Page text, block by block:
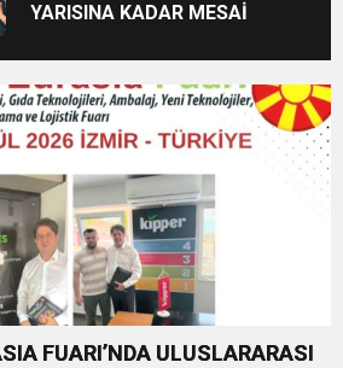
YARISINA KADAR MESAİ
FUARI’NDA ULUSLARARASI